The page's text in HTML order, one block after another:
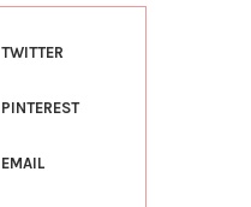
TWITTER
PINTEREST
EMAIL